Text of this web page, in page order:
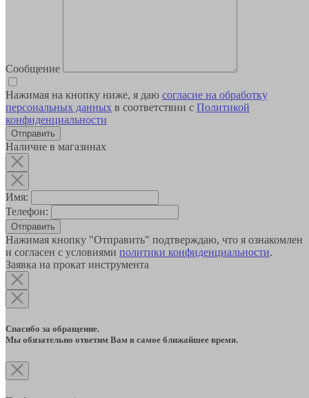
Сообщение
Нажимая на кнопку ниже, я даю согласие на обработку
персональных данных в соответствии с Политикой
конфиденциальности
Наличие в магазинах
Имя:
Телефон:
Отправить
Нажимая кнопку "Отправить" подтверждаю, что я ознакомлен
и согласен с условиями политики конфиденциальности.
Заявка на прокат инструмента
Спасибо за обращение.
Мы обязательно ответим Вам в самое ближайшее время.